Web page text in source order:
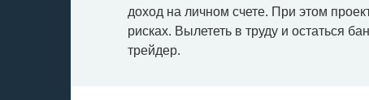
доход на личном счете. При этом
рисках. Вылететь в труду и остаться
трейдер.